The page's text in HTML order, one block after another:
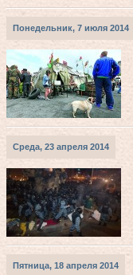
Понедельник, 7 июля 2014
Среда, 23 апреля 2014
Пятница, 18 апреля 2014